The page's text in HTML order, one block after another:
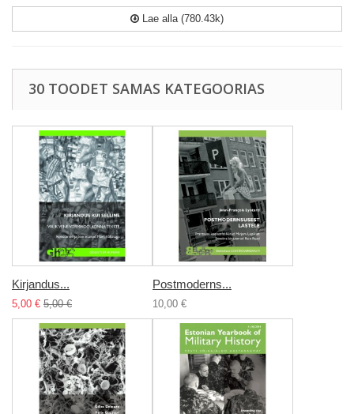
Lae alla (780.43k)
30 TOODET SAMAS KATEGOORIAS
Kirjandus...
5,00 € 5,00 €
Postmoderns...
10,00 €